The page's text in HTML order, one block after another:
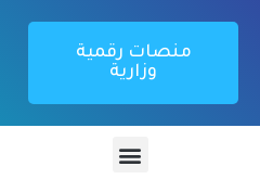
منصات رقمية
وزارية